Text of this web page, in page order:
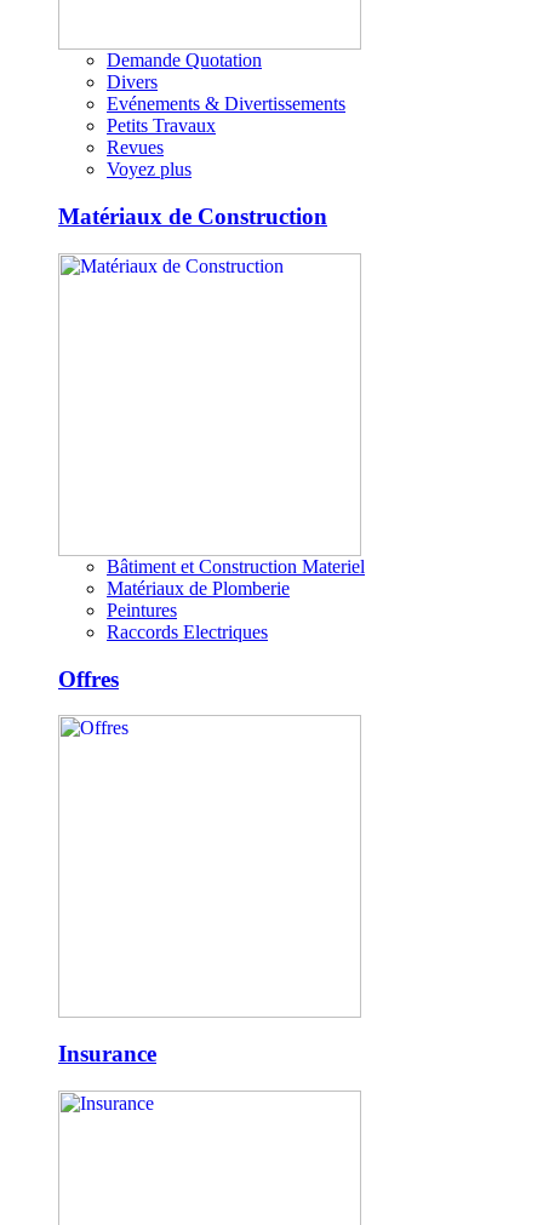
Demande Quotation
Divers
Evénements & Divertissements
Petits Travaux
Revues
Voyez plus
Matériaux de Construction
Bâtiment et Construction Materiel
Matériaux de Plomberie
Peintures
Raccords Electriques
Offres
Insurance